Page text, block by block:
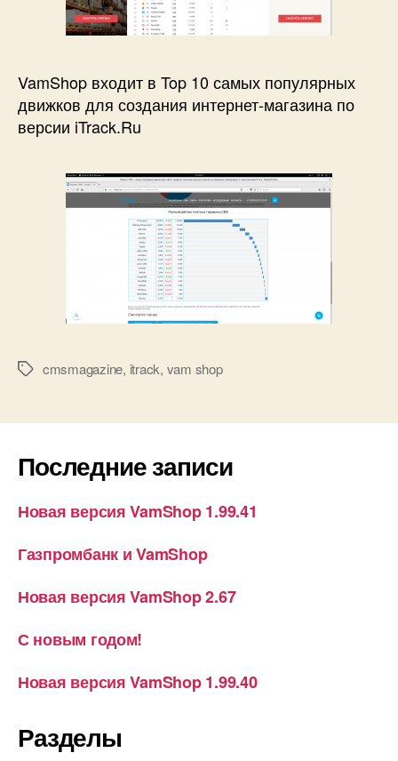
VamShop входит в Top 10 самых популярных
движков для создания интернет-магазина по
версии iTrack.Ru
Меткиcmsmagazine, itrack, vam shop
Последние записи
Новая версия VamShop 1.99.41
Газпромбанк и VamShop
Новая версия VamShop 2.67
С новым годом!
Новая версия VamShop 1.99.40
Разделы